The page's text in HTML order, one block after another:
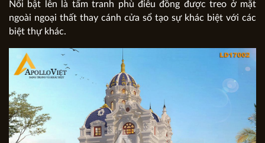
Nổi bật lên là tấm tranh phù điêu đồng được treo ở mặt
ngoài ngoại thất thay cánh cửa sổ tạo sự khác biệt với các
biệt thự khác.